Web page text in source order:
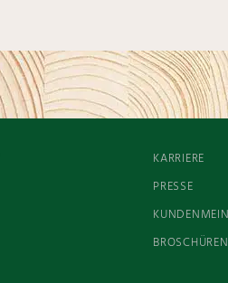
KARRIERE
PRESSE